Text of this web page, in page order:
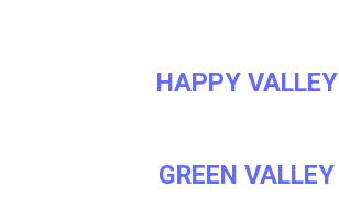
HAPPY VALLEY
GREEN VALLEY